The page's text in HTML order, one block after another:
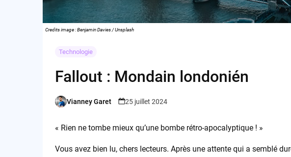
Credits image : Benjamin Davies / Unsplash
Technologie
Fallout : Mondain londonién
Posted
Vianney Garet 25 juillet 2024
« Rien ne tombe mieux qu’une bombe rétro-apocalyptique ! »
Vous avez bien lu, chers lecteurs. Après une attente qui a semblé